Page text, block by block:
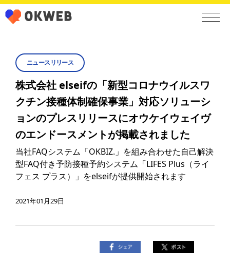
ニュースリリース
株式会社 elseifの「新型コロナウイルスワ
クチン接種体制確保事業」対応ソリューシ
ョンのプレスリリースにオウケイウェイヴ
のエンドースメントが掲載されました
当社FAQシステム「OKBIZ.」を組み合わせた自己解決
型FAQ付き予防接種予約システム「LIFES Plus（ライ
フェス プラス）」をelseifが提供開始されます
2021年01月29日